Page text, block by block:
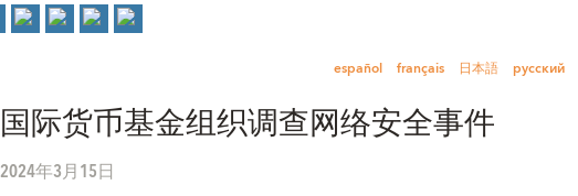
español français 日本語 русский
国际货币基金组织调查网络安全事件
2024年3月15日